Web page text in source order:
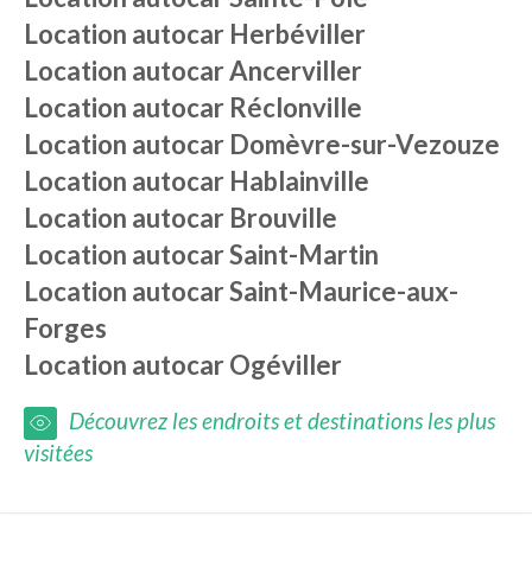
Location autocar Herbéviller
Location autocarAncerviller
Location autocar Réclonville
Location autocar Domèvre-sur-Vezouze
Location autocar Hablainville
Location autocar Brouville
Location autocarSaint-Martin
Location autocarSaint-Maurice-aux-
Forges
Location autocarOgéviller
Découvrez les endroits et destinations les plus
visitées